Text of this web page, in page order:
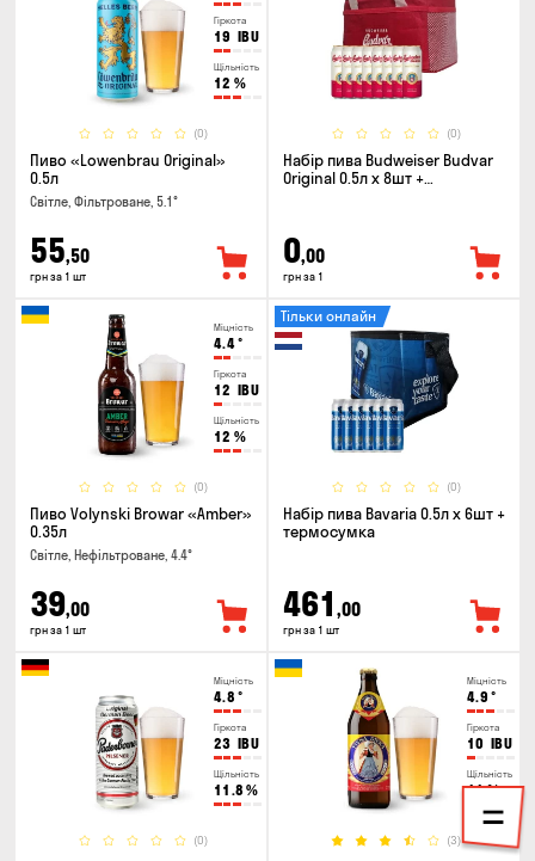
Гіркота
19 IBU
Щільність
12 %
(0)
Пиво «Lowenbrau Original»
0.5л
Світле, Фільтроване, 5.1°
55,50
грн за 1 шт
(0)
Набір пива Budweiser Budvar
Original 0.5л х 8шт +
0,00
грн за 1
Міцність
4.4°
Гіркота
12 IBU
Щільність
12 %
(0)
Пиво Volynski Browar «Amber»
0.35л
Світле, Нефільтроване, 4.4°
39,00
грн за 1 шт
(0)
Тільки онлайн
Набір пива Bavaria 0.5л х 6шт +
термосумка
461 ,00
грн за 1 шт
Міцність
4.8 °
Гіркота
23 IBU
Щільність
11.8 %
(0)
Міцність
4.9 °
Гіркота
10 IBU
Щільність
11%
(3)